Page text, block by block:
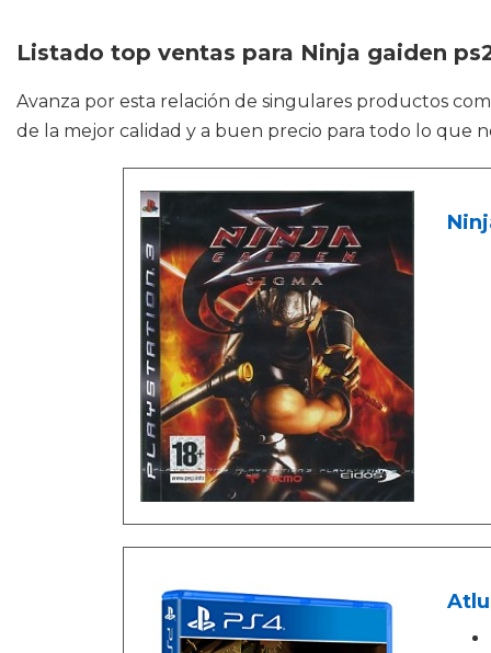
Listado top ventas para Ninja gaiden
Avanza por esta relación de singulares productos
de la mejor calidad y a buen precio para todo lo que